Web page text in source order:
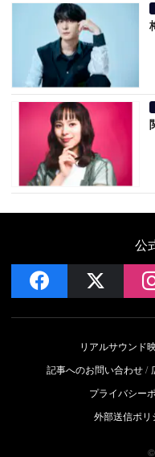
公
facebook
リアルサウンド
記事へのお問い合わせ
プライバシー
外部送信ポリ